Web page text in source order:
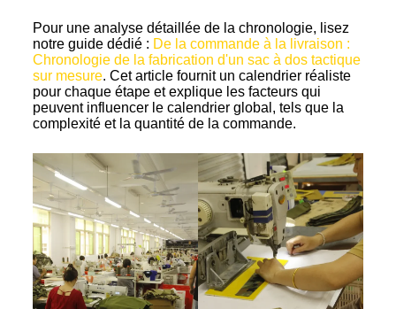
Pour une analyse détaillée de la chronologie, lisez
notre guide dédié : De la commande à la livraison :
Chronologie de la fabrication d'un sac à dos tactique
sur mesure. Cet article fournit un calendrier réaliste
pour chaque étape et explique les facteurs qui
peuvent influencer le calendrier global, tels que la
complexité et la quantité de la commande.